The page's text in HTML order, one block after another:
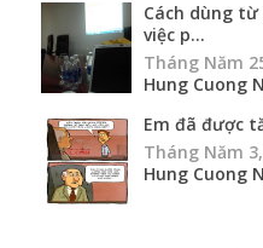
Cách dùng
việc p...
Tháng Năm
Hung Cuong
Em đã được
Tháng Năm
Hung Cuong